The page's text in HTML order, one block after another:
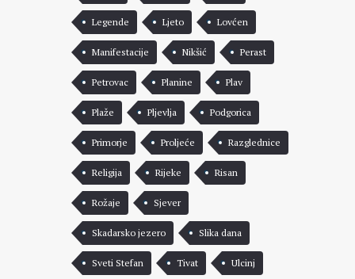
Legende Ljeto Lovćen
Manifestacije Nikšić Perast
Petrovac Planine Plav
Plaže Pljevlja Podgorica
Primorje Proljeće Razglednice
Religija Rijeke Risan
Rožaje Sjever
Skadarsko jezero Slika dana
Sveti Stefan Tivat Ulcinj